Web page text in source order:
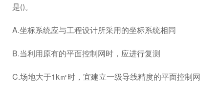
是()。
A.坐标系统应与工程设计所采用的坐标系统相同
B.当利用原有的平面控制网时，应进行复测
C.场地大于1k㎡时，宜建立一级导线精度的平面控制网